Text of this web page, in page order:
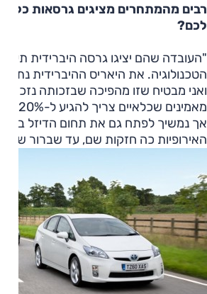
רבים מהמתחרים מציגים גרסאות
לכם?
"העובדה שהם יציגו גרסה היברידית
ואני מבטיח שזו מהפיכה שבזכותה נזכה
אך נמשיך לפתח גם את תחום הדיזל בגלל
האירופיות כה חזקות שם, עד שברור